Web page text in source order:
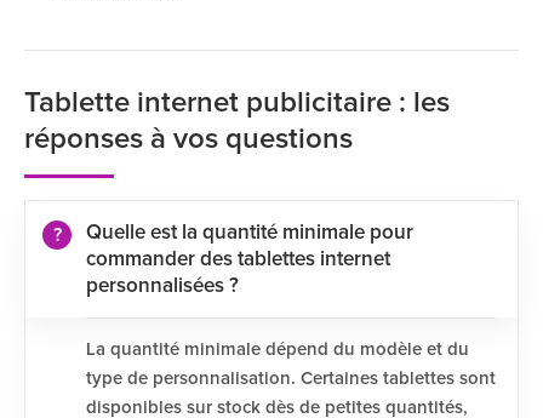
Tablette internet publicitaire : les
réponses à vos questions
Quelle est la quantité minimale pour
commander des tablettes internet
personnalisées ?
La quantité minimale dépend du modèle et du
type de personnalisation. Certaines tablettes sont
disponibles sur stock dès de petites quantités,